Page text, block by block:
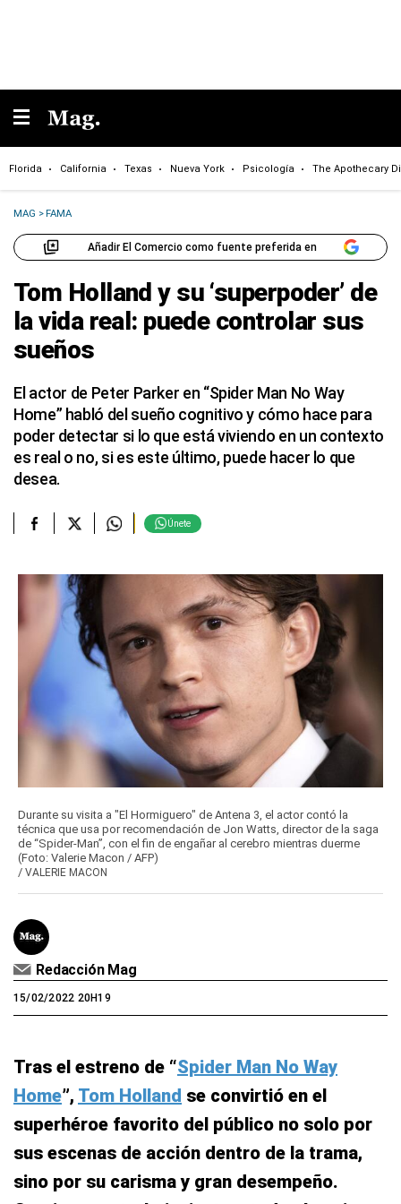
Florida California Texas Nueva York Psicología The Apothecary
MAG >FAMA
Añadir El Comercio como fuente preferida en
Tom Holland y su ‘superpoder’ de
la vida real: puede controlar sus
sueños
El actor de Peter Parker en “Spider Man No Way
Home” habló del sueño cognitivo y cómo hace para
poder detectar si lo que está viviendo en un contexto
es real o no, si es este último, puede hacer lo que
desea.
Únete
Durante su visita a "El Hormiguero" de Antena 3, el actor contó la
técnica que usa por recomendación de Jon Watts, director de la saga
de “Spider-Man”, con el fin de engañar al cerebro mientras duerme
(Foto: Valerie Macon / AFP)
/ VALERIE MACON
Redacción Mag
15/02/2022 20H19
Tras el estreno de “Spider Man No Way
Home”, Tom Holland se convirtió en el
superhéroe favorito del público no solo por
sus escenas de acción dentro de la trama,
sino por su carisma y gran desempeño.